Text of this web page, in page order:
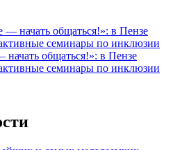
начать общаться!»: в Пензе
семинары по инклюзии